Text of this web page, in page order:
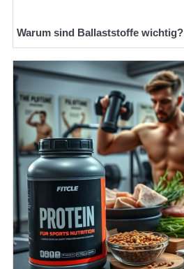
Warum sind Ballaststoffe wichtig?